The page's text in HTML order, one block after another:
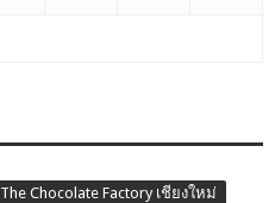
The Chocolate Factory เชียงใหม่